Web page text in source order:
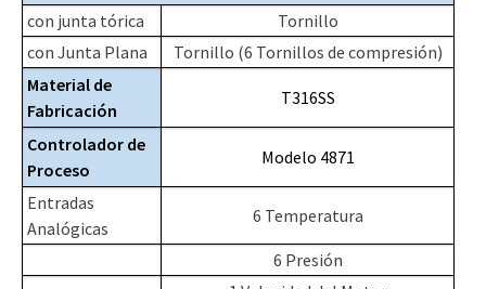
con junta tórica
Tornillo
con Junta Plana
Tornillo (6 Tornillos de compresión)
Material de
Fabricación
T316SS
Controlador de
Proceso
Modelo 4871
Entradas
Analógicas
6 Temperatura
6 Presión